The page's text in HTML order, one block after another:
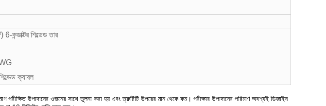
শিল্ডেড তার
ক্যাবল
পরীক্ষিত উপাদানের ওজনের সাথে তুলনা করা হয় এবং ত্রুটিটি উপরের মান থেকে কম। পরীক্ষার উপাদানের পরিমাণ অবশ্যই ডিজাইন